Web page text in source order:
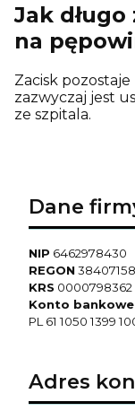
Jak
na
Zacisk pozostaje
zazwyczaj jest
ze szpitala.
Zaciskacz
zakażenia i
Czy
można
Tak, jednak
Dane
NIP 6462978430
REGON
KRS 0000798362
Konto bankowe
PL 61 1050 1399
Adres